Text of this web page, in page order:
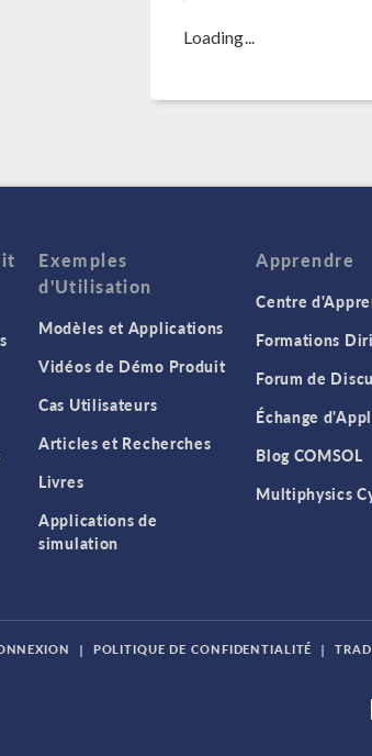
Loading...
Exemples
d'Utilisation
Modèles et Applications
Vidéos de Démo Produit
Cas Utilisateurs
Articles et Recherches
Livres
Applications de
simulation
Apprendre
Centre
Formations
Forum de
Échange
Blog COMSOL
Multiphysics
| POLITIQUE DE CONFIDENTIALITÉ |